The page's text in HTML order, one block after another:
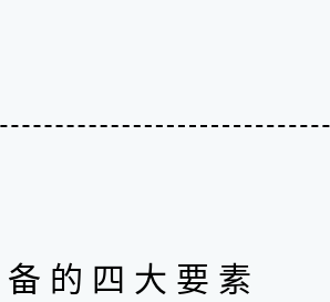
的四大要素